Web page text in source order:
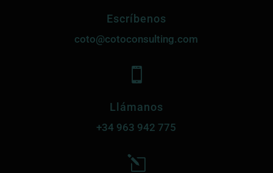
Escríbenos
coto@cotoconsulting.com

Llámanos
+34 963 942 775
l